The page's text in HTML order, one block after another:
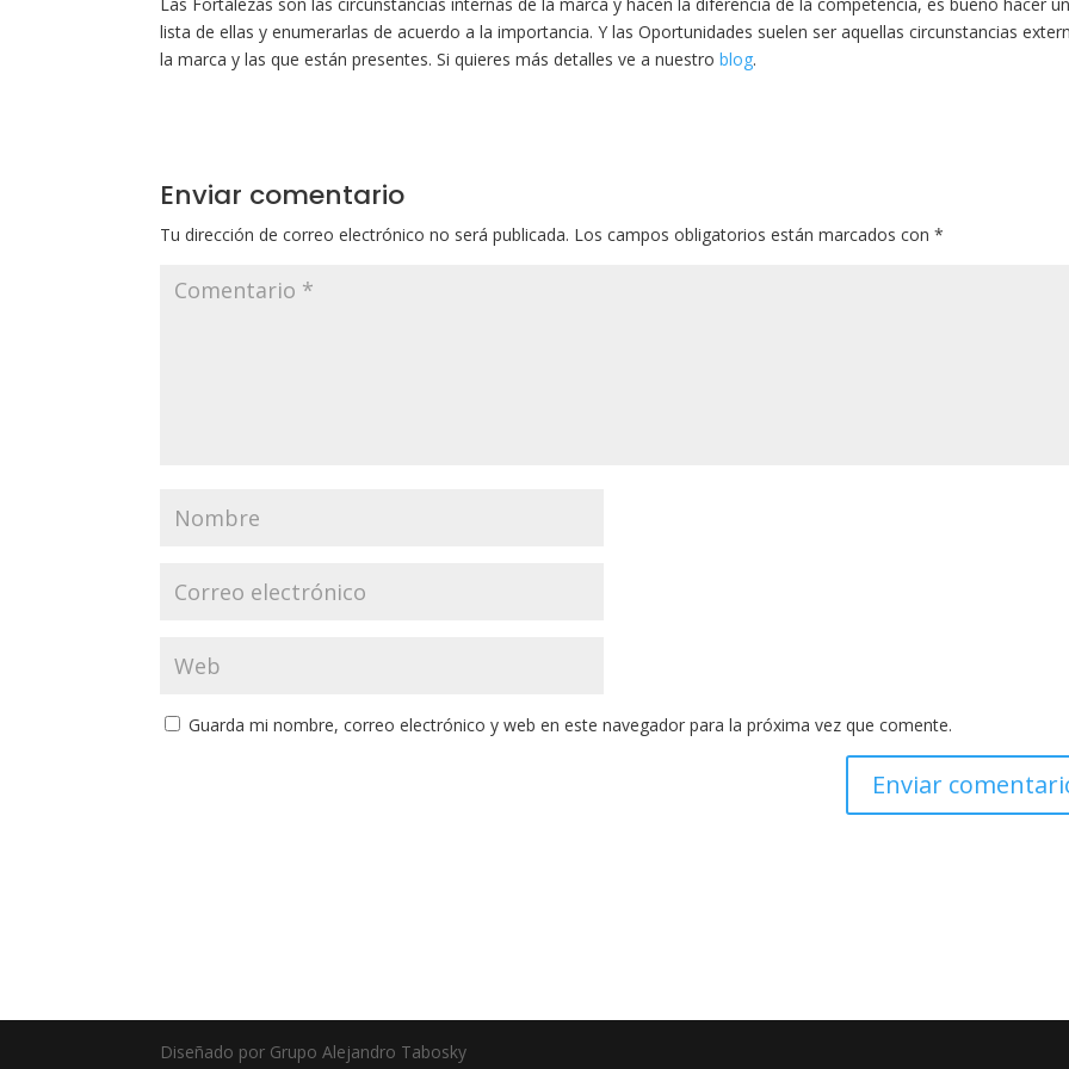
lista de ellas y enumerarlas de acuerdo a la importancia. Y las Oportunidades suelen ser aquellas circunstancias
la marca y las que están presentes. Si quieres más detalles ve a nuestroblog.
Enviar comentario
Tu dirección de correo electrónico no será publicada. Los campos obligatorios están marcados con*
Guarda mi nombre, correo electrónico y web en este navegador para la próxima vez que comente.
Diseñado por Grupo Alejandro Tabosky